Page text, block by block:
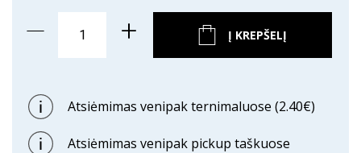
Į KREPŠELĮ
Atsiėmimas venipak ternimaluose (2.40€)
Atsiėmimas venipak pickup taškuose